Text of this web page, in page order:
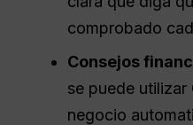
comprobado
Consejos
se puede utilizar
negocio